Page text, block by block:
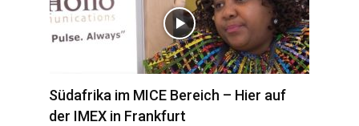
Südafrika im MICE Bereich – Hier auf
der IMEX in Frankfurt